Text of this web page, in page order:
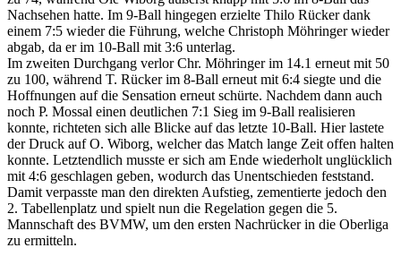
Nachsehen hatte. Im 9-Ball hingegen erzielte Thilo Rücker dank
einem 7:5 wieder die Führung, welche Christoph Möhringer wieder
abgab, da er im 10-Ball mit 3:6 unterlag.
Im zweiten Durchgang verlor Chr. Möhringer im 14.1 erneut mit 50
zu 100, während T. Rücker im 8-Ball erneut mit 6:4 siegte und die
Hoffnungen auf die Sensation erneut schürte. Nachdem dann auch
noch P. Mossal einen deutlichen 7:1 Sieg im 9-Ball realisieren
konnte, richteten sich alle Blicke auf das letzte 10-Ball. Hier lastete
der Druck auf O. Wiborg, welcher das Match lange Zeit offen halten
konnte. Letztendlich musste er sich am Ende wiederholt unglücklich
mit 4:6 geschlagen geben, wodurch das Unentschieden feststand.
Damit verpasste man den direkten Aufstieg, zementierte jedoch den
2. Tabellenplatz und spielt nun die Regelation gegen die 5.
Mannschaft des BVMW, um den ersten Nachrücker in die Oberliga
zu ermitteln.